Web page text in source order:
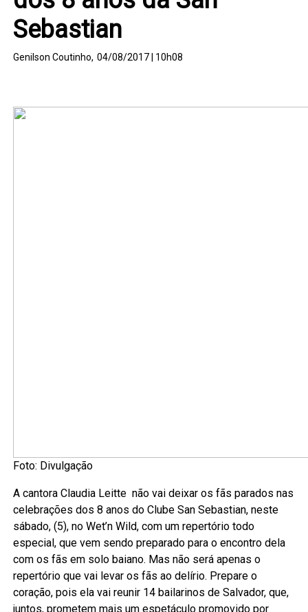
Sebastian
Genilson Coutinho, 04/08/2017 | 10h08
Foto: Divulgação
A cantora Claudia Leitte não vai deixar os fãs parados nas
celebrações dos 8 anos do Clube San Sebastian, neste
sábado, (5), no Wet’n Wild, com um repertório todo
especial, que vem sendo preparado para o encontro dela
com os fãs em solo baiano. Mas não será apenas o
repertório que vai levar os fãs ao delírio. Prepare o
coração, pois ela vai reunir 14 bailarinos de Salvador, que,
juntos, prometem mais um espetáculo promovido por